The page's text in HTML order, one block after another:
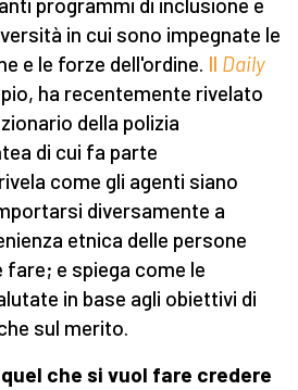
programmi di inclusione e
in cui sono impegnate le
e le forze dell'ordine. Il Daily
ha recentemente rivelato
della polizia
di cui fa parte
come gli agenti siano
diversamente a
etnica delle persone
fare; e spiega come le
in base agli obiettivi di
sul merito.
che si vuol fare credere